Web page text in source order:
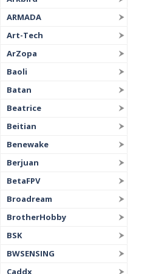
ARMADA
Art-Tech
ArZopa
Baoli
Batan
Beatrice
Beitian
Benewake
Berjuan
BetaFPV
Broadream
BrotherHobby
BSK
BWSENSING
Caddx